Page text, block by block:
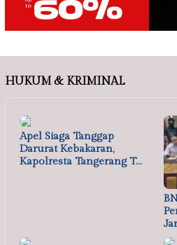
HUKUM & KRIMINAL
Apel Siaga Tanggap
Darurat Kebakaran,
Kapolresta Tangerang T…